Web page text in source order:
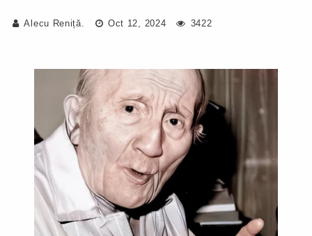
Alecu Reniță. Oct 12, 2024 3422